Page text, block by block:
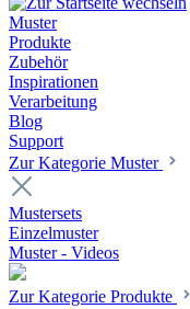
Muster
Produkte
Zubehör
Inspirationen
Verarbeitung
Blog
Support
Zur Kategorie Muster
Mustersets
Einzelmuster
Muster - Videos
Zur Kategorie Produkte